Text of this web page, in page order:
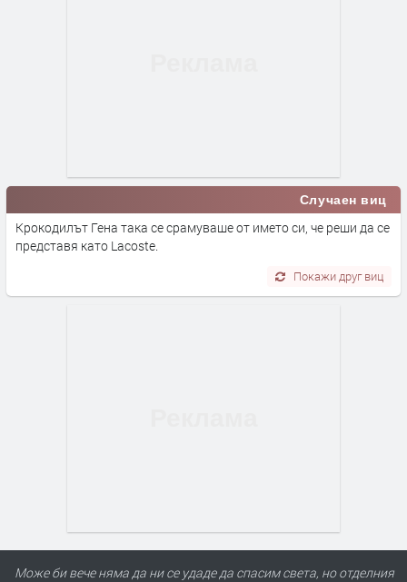
Случаен виц
Крокодилът Гена така се срамуваше от името си, че реши да се
представя като Lacoste.
Покажи друг виц
Може би вече няма да ни се удаде да спасим света, но отделния